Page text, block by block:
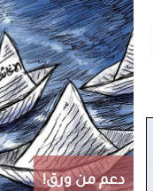
دعم من ورق!